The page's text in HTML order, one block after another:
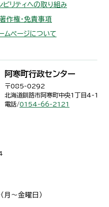
ビリティへの取り組み
著作権・免責事項
ムページについて
阿寒町行政センター
〒085-0292
北海道釧路市阿寒町中央1丁目4-1
電話/0154-66-2121
～金曜日）